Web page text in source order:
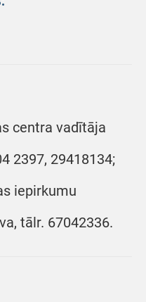
centra vadītāja
2397, 29418134;
iepirkumu
tālr. 67042336.